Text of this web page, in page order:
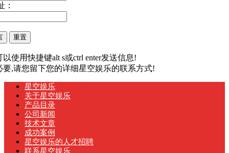
：
以使用快捷键alt s或ctrl enter发送信息!
要,请您留下您的详细星空娱乐的联系方式!
星空娱乐
关于星空娱乐
产品目录
公司新闻
技术文章
成功案例
星空娱乐的人才招聘
联系星空娱乐